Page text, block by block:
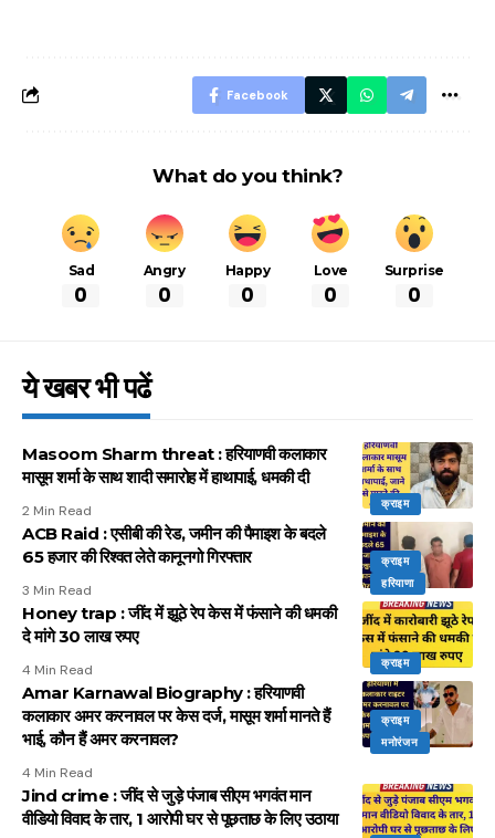
Facebook
What do you think?
Sad
0
Angry
0
Happy
0
Love
0
Surprise
0
ये खबर भी पढें
क्राइम
Masoom Sharm threat : हरियाणवी कलाकार
मासूम शर्मा के साथ शादी समारोह में हाथापाई, धमकी दी
2 Min Read
क्राइम
हरियाणा
ACB Raid : एसीबी की रेड, जमीन की पैमाइश के बदले
65 हजार की रिश्वत लेते कानूनगो गिरफ्तार
3 Min Read
क्राइम
Honey trap : जींद में झूठे रेप केस में फंसाने की धमकी
दे मांगे 30 लाख रुपए
4 Min Read
क्राइम
मनोरंजन
Amar Karnawal Biography : हरियाणवी
कलाकार अमर करनावल पर केस दर्ज, मासूम शर्मा मानते हैं
भाई, कौन हैं अमर करनावल?
4 Min Read
Jind crime : जींद से जुड़े पंजाब सीएम भगवंत मान
वीडियो विवाद के तार, 1 आरोपी घर से पूछताछ के लिए उठाया